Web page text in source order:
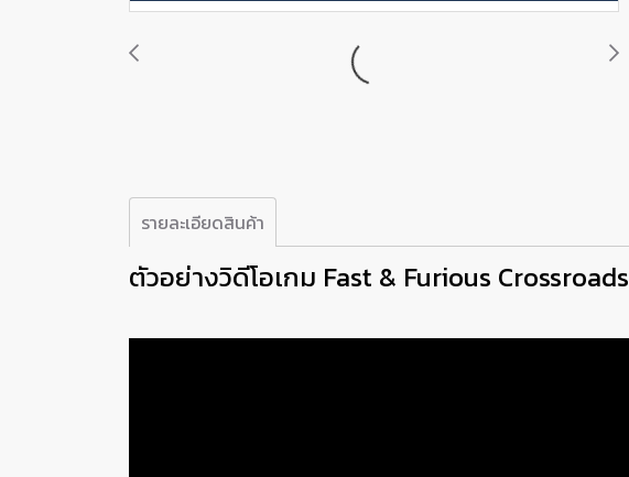
รายละเอียดสินค้า
ตัวอย่างวิดีโอเกม Fast & Furious Crossroads